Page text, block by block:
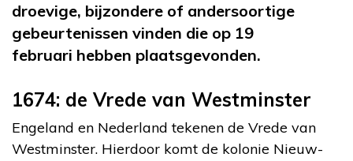
droevige, bijzondere of andersoortige
gebeurtenissen vinden die op 19
februari hebben plaatsgevonden.
1674: de Vrede van Westminster
Engeland en Nederland tekenen de Vrede van
Westminster. Hierdoor komt de kolonie Nieuw-